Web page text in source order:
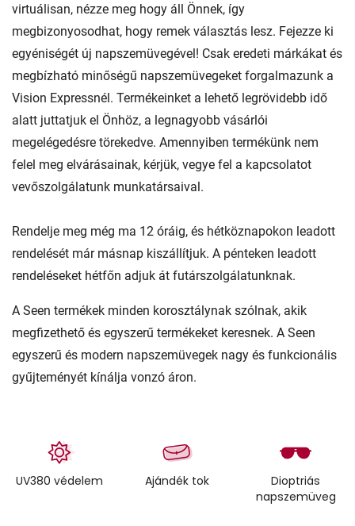
virtuálisan, nézze meg hogy áll Önnek, így
megbizonyosodhat, hogy remek választás lesz. Fejezze ki
egyéniségét új napszemüvegével! Csak eredeti márkákat és
megbízható minőségű napszemüvegeket forgalmazunk a
Vision Expressnél. Termékeinket a lehető legrövidebb idő
alatt juttatjuk el Önhöz, a legnagyobb vásárlói
megelégedésre törekedve. Amennyiben termékünk nem
felel meg elvárásainak, kérjük, vegye fel a kapcsolatot
vevőszolgálatunk munkatársaival.
Rendelje meg még ma 12 óráig, és hétköznapokon leadott
rendelését már másnap kiszállítjuk. A pénteken leadott
rendeléseket hétfőn adjuk át futárszolgálatunknak.
A Seen termékek minden korosztálynak szólnak, akik
megfizethető és egyszerű termékeket keresnek. A Seen
egyszerű és modern napszemüvegek nagy és funkcionális
gyűjteményét kínálja vonzó áron.
UV380 védelem Ajándék tok
Dioptriás
napszemüveg